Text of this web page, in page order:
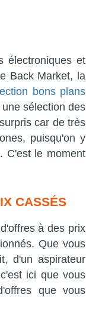
électroniques et
Back Market, la
bons plans
sélection des
car de très
puisqu'on y
C'est le moment
CASSÉS
à des prix
Que vous
d'un aspirateur
ici que vous
que vous